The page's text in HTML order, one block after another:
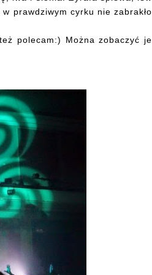
prawdziwym cyrku nie zabrakło
polecam:) Można zobaczyć je